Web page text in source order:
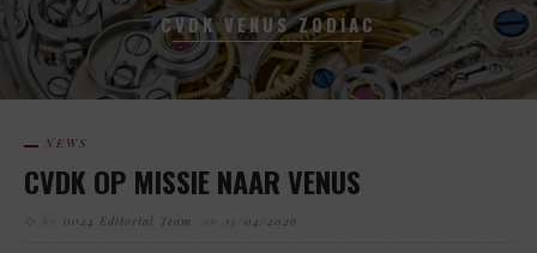
CVDK VENUS ZODIAC
NEWS
CVDK OP MISSIE NAAR VENUS
0024 Editorial Team 15/04/2026